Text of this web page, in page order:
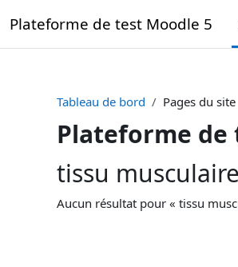
Plateforme de test Moodle 5
Tableau de bord Pages du site
Plateforme de
tissu musculaire
Aucun résultat pour « tissu